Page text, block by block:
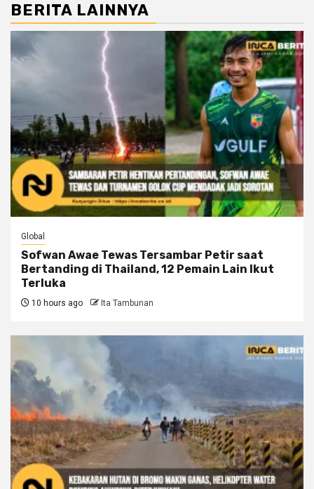
BERITA LAINNYA
Global
Sofwan Awae Tewas Tersambar Petir saat
Bertanding di Thailand, 12 Pemain Lain Ikut
Terluka
10 hours ago Ita Tambunan